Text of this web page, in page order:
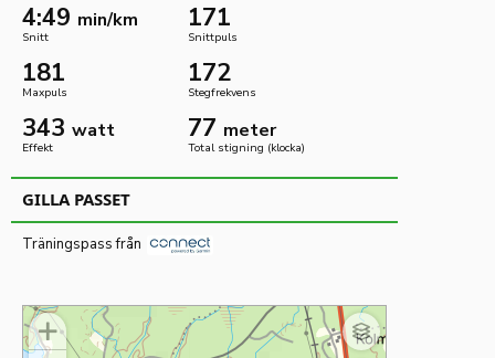
4:49 min/km
Snitt
171
Snittpuls
181
Maxpuls
172
Stegfrekvens
343 watt
Effekt
77 meter
Total stigning (klocka)
GILLA PASSET
Träningspass från